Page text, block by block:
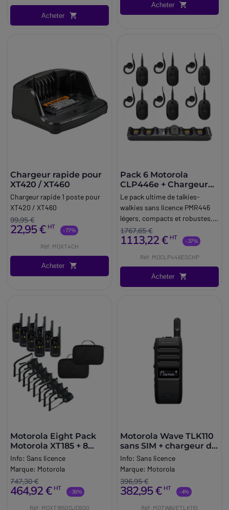
Acheter
Acheter
Chargeur rapide pour
XT420 / XT460
Chargeur rapide 1 poste pour
XT420 / XT460
99,95 €
22,95 € HT -77%
Réf: MOXT4CH
Acheter
Pack 6 Motorola
CLP446e + Chargeur
multiple
Le pack ultime de talkies-
walkies sans licence PMR446
légers, compacts et robustes,
idéaux pour les
communications discrètes.
1767,65 €
1113,22 € HT -37%
Réf: MOCLP446ESCHP
Acheter
Motorola Eight Pack
Motorola XT185 + 8
Micros HP JD500 MT +
2 mallettes | Talkies
walkies robustes
Info: Sans licence
Marque: Motorola
747,30 €
464,92 € HT -38%
Réf: MOXT1850OJD500
Motorola Wave TLK110
sans SIM + chargeur de
voyage
Info:Sans licence
Marque: Motorola
396,95 €
382,95 € HT -4%
Réf: MOTWAVETLK110